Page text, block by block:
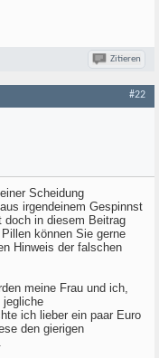
Zitieren
#22
Scheidung
irgendeinem Gespinnst
doch in diesem Beitrag
können Sie gerne
Hinweis der falschen
meine Frau und ich,
jegliche
ich lieber ein paar Euro
den gierigen